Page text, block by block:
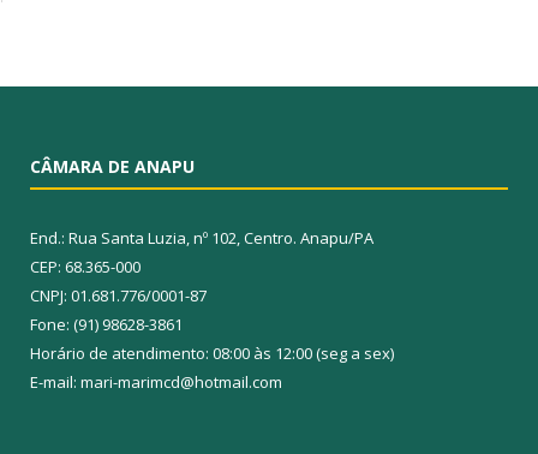
CÂMARA DE ANAPU
End.: Rua Santa Luzia, nº 102, Centro. Anapu/PA
CEP: 68.365-000
CNPJ: 01.681.776/0001-87
Fone: (91) 98628-3861
Horário de atendimento: 08:00 às 12:00 (seg a sex)
E-mail: mari-marimcd@hotmail.com